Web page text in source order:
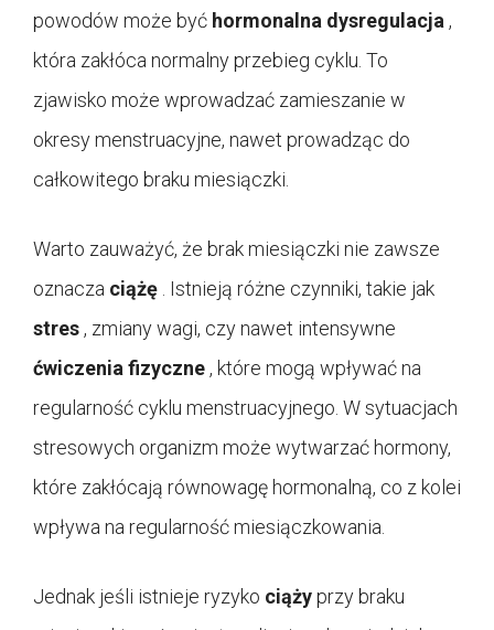
powodów może być hormonalna dysregulacja ,
która zakłóca normalny przebieg cyklu. To
zjawisko może wprowadzać zamieszanie w
okresy menstruacyjne, nawet prowadząc do
całkowitego braku miesiączki.
Warto zauważyć, że brak miesiączki nie zawsze
oznacza ciążę . Istnieją różne czynniki, takie jak
stres, zmiany wagi, czy nawet intensywne
ćwiczenia fizyczne, które mogą wpływać na
regularność cyklu menstruacyjnego. W sytuacjach
stresowych organizm może wytwarzać hormony,
które zakłócają równowagę hormonalną, co z kolei
wpływa na regularność miesiączkowania.
Jednak jeśli istnieje ryzyko ciążyprzy braku